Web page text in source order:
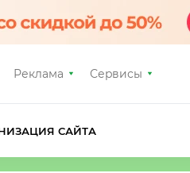
Реклама Сервисы
САЙТА